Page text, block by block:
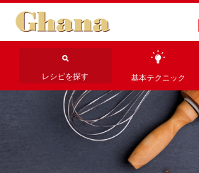
レシピを探す 基本テクニック